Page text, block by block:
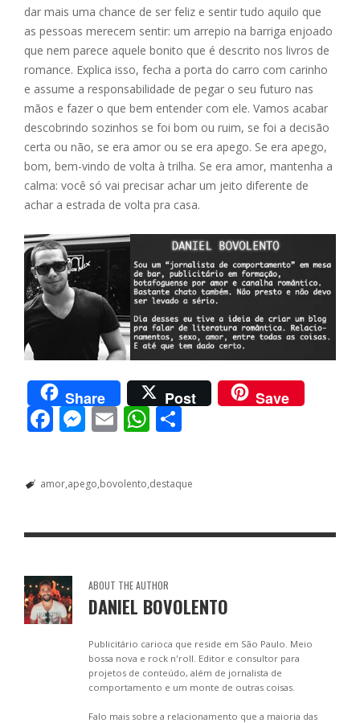
dar mais uma chance de ser feliz e sentir tudo aquilo que
as pessoas merecem sentir: um arrepio na barriga enjoado
que nem parece aquele bonito que é descrito nos livros de
romance. Explica isso, fecha a porta do carro com carinho
e assume a responsabilidade de pegar o seu futuro nas
mãos e fazer o que bem entender com ele. Vamos acabar
descobrindo sozinhos se foi bom ou ruim, se foi a decisão
certa ou não, se era amor ou se era apego. Se era apego,
bom, bem-vindo de volta à trilha. Se era amor, mantenha a
calma: você só vai precisar achar um jeito diferente de
achar a estrada de volta pra casa.
Share Post Save
F
b
o
k
M
ss
e
g
er
E
ai
l
W
at
s
p
p
e
amor apego bovolento destaque
ABOUT THE AUTHOR
DANIEL BOVOLENTO
Publicitário carioca que reside em São Paulo. Meio
bossa nova e rock n'roll. Editor e consultor para
projetos de conteúdo, além de jornalista de
comportamento e um monte de outras coisas.
Falo mais sobre a relacionamento que a maioria das